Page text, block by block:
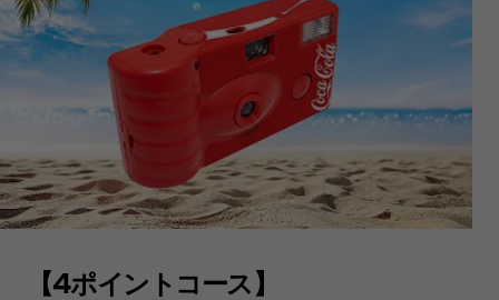
【4ポイントコース】